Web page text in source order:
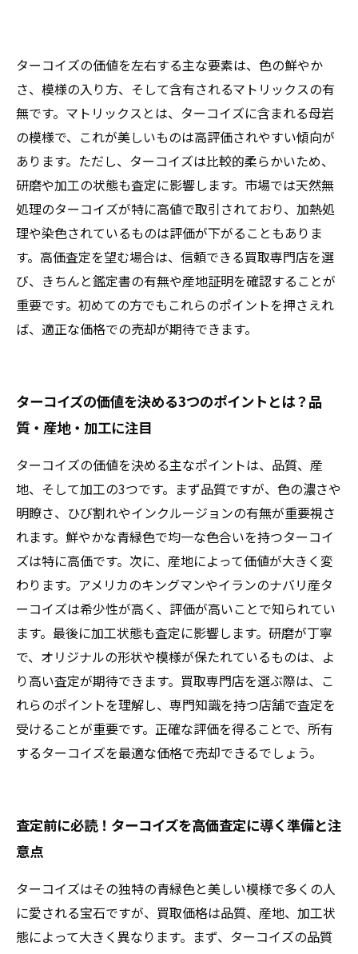
ターコイズの価値を左右する主な要素は、色の鮮やか
さ、模様の入り方、そして含有されるマトリックスの有
無です。マトリックスとは、ターコイズに含まれる母岩
の模様で、これが美しいものは高評価されやすい傾向が
あります。ただし、ターコイズは比較的柔らかいため、
研磨や加工の状態も査定に影響します。市場では天然無
処理のターコイズが特に高値で取引されており、加熱処
理や染色されているものは評価が下がることもありま
す。高価査定を望む場合は、信頼できる買取専門店を選
び、きちんと鑑定書の有無や産地証明を確認することが
重要です。初めての方でもこれらのポイントを押さえれ
ば、適正な価格での売却が期待できます。
ターコイズの価値を決める3つのポイントとは？品
質・産地・加工に注目
ターコイズの価値を決める主なポイントは、品質、産
地、そして加工の3つです。まず品質ですが、色の濃さや
明瞭さ、ひび割れやインクルージョンの有無が重要視さ
れます。鮮やかな青緑色で均一な色合いを持つターコイ
ズは特に高価です。次に、産地によって価値が大きく変
わります。アメリカのキングマンやイランのナバリ産タ
ーコイズは希少性が高く、評価が高いことで知られてい
ます。最後に加工状態も査定に影響します。研磨が丁寧
で、オリジナルの形状や模様が保たれているものは、よ
り高い査定が期待できます。買取専門店を選ぶ際は、こ
れらのポイントを理解し、専門知識を持つ店舗で査定を
受けることが重要です。正確な評価を得ることで、所有
するターコイズを最適な価格で売却できるでしょう。
査定前に必読！ターコイズを高価査定に導く準備と注
意点
ターコイズはその独特の青緑色と美しい模様で多くの人
に愛される宝石ですが、買取価格は品質、産地、加工状
態によって大きく異なります。まず、ターコイズの品質